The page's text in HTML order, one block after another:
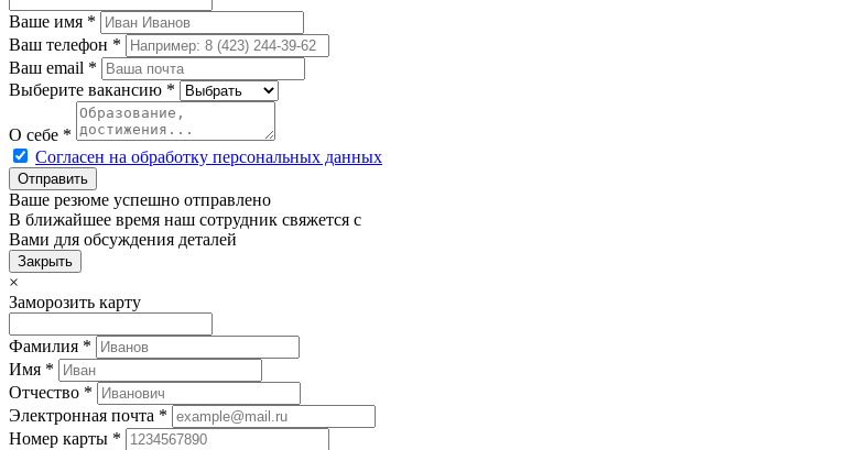
Ваше имя *
Ваш телефон *
Ваш email *
Выберите вакансию *
О себе *
Согласен на обработку персональных данных
Ваше резюме успешно отправлено
В ближайшее время наш сотрудник свяжется с
Вами для обсуждения деталей
Закрыть
×
Заморозить карту
Фамилия *
Имя *
Отчество *
Электронная почта *
Номер карты *